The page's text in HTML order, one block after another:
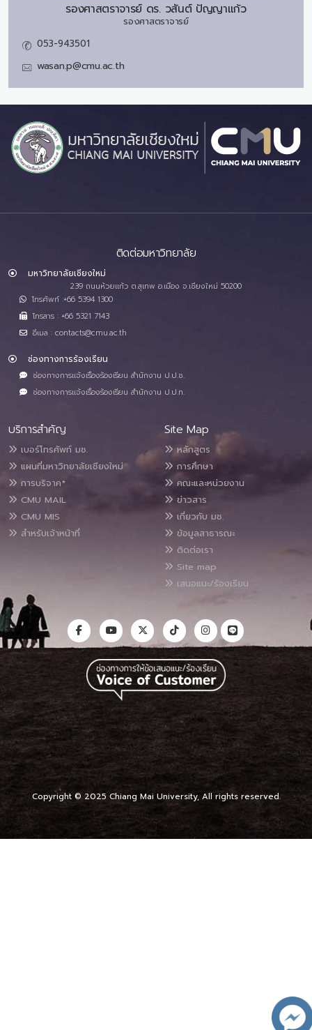
รองศาสตราจารย์ ดร. วสันต์ ปัญญาแก้ว
รองศาสตราจารย์
053-943501
wasan.p@cmu.ac.th
ติดต่อมหาวิทยาลัย
มหาวิทยาลัยเชียงใหม่
239 ถนนห้วยแก้ว ต.สุเทพ อ.เมือง จ.เชียงใหม่ 50200
โทรศัพท์ :+66 5394 1300
โทรสาร : +66 5321 7143
อีเมล : contacts@cmu.ac.th
ช่องทางการร้องเรียน
ช่องทางการแจ้งเรื่องร้องเรียน สำนักงาน ป.ป.ช.
ช่องทางการแจ้งเรื่องร้องเรียน สำนักงาน ป.ป.ท.
บริการสำคัญ
เบอร์โทรศัพท์ มช.
แผนที่มหาวิทยาลัยเชียงใหม่
การบริจาค*
CMU MAIL
CMU MIS
สำหรับเจ้าหน้าที่
Site Map
หลักสูตร
การศึกษา
คณะและหน่วยงาน
ข่าวสาร
เกี่ยวกับ มช.
ข้อมูลสาธารณะ
ติดต่อเรา
Site map
เสนอแนะ/ร้องเรียน
Copyright © 2025 Chiang Mai University, All rights reserved.